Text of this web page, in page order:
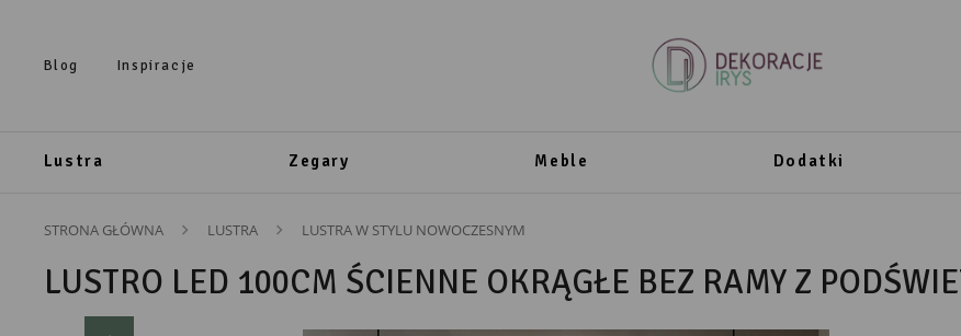
Blog Inspiracje
Lustra Zegary Meble Dodatki
STRONA GŁÓWNA LUSTRA LUSTRA W STYLU NOWOCZESNYM
LUSTRO LED 100CM ŚCIENNE OKRĄGŁE BEZ RAMY Z